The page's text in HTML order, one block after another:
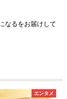
なるをお届けして
エンタメ